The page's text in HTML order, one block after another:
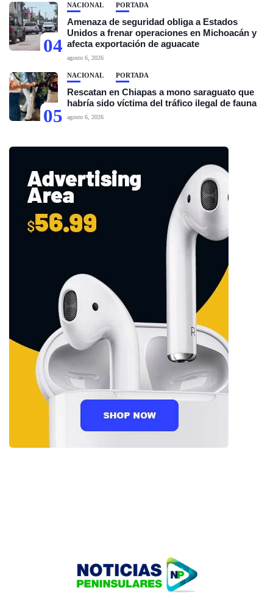
04
NACIONAL PORTADA
Amenaza de seguridad obliga a Estados
Unidos a frenar operaciones en Michoacán y
afecta exportación de aguacate
agosto 6, 2026
05
NACIONAL PORTADA
Rescatan en Chiapas a mono saraguato que
habría sido víctima del tráfico ilegal de fauna
agosto 6, 2026